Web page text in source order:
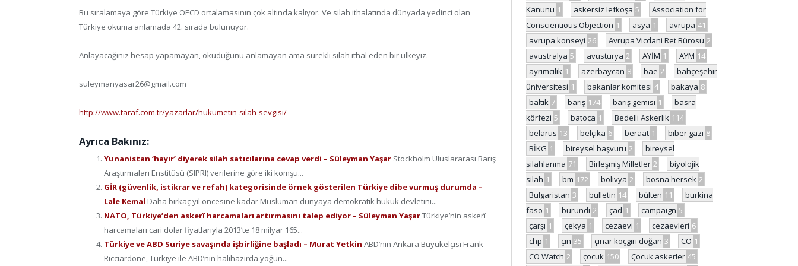
Bu sıralamaya göre Türkiye OECD ortalamasının çok altında kalıyor. Ve silah ithalatında dünyada yedinci olan
Türkiye okuma anlamada 42. sırada bulunuyor.
Anlayacağınız hesap yapamayan, okuduğunu anlamayan ama sürekli silah ithal eden bir ülkeyiz.
suleymanyasar26@gmail.com
http://www.taraf.com.tr/yazarlar/hukumetin-silah-sevgisi/
Ayrıca Bakınız:
Yunanistan ‘hayır’ diyerek silah satıcılarına cevap verdi – Süleyman Yaşar Stockholm Uluslararası Barış
Araştırmaları Enstitüsü (SIPRI) verilerine göre iki komşu...
GİR (güvenlik, istikrar ve refah) kategorisinde örnek gösterilen Türkiye dibe vurmuş durumda –
Lale Kemal Daha birkaç yıl öncesine kadar Müslüman dünyaya demokratik hukuk devletini...
NATO, Türkiye’den askerî harcamaları artırmasını talep ediyor – Süleyman YaşarTürkiye’nin askerî
harcamaları cari dolar fiyatlarıyla 2013’te 18 milyar 165...
Türkiye ve ABD Suriye savaşında işbirliğine başladı – Murat Yetkin ABD’nin Ankara Büyükelçisi Frank
Ricciardone, Türkiye ile ABD’nin halihazırda yoğun...
Kanunu 1 askersiz lefkoşa 5
Association for
Conscientious Objection 1 asya 1 avrupa 41
avrupa konseyi 26 Avrupa Vicdani Ret Bürosu 2
avustralya 5 avusturya 2 AYİM 1 AYM 14
ayrımcılık 1 azerbaycan 8 bae 2
bahçeşehir
üniversitesi 1 bakanlar komitesi 4 bakaya 8
baltık 7 barış 174 barış gemisi 1
basra
körfezi 5 batoça 1 Bedelli Askerlik 114
belarus 13 belçika 6 beraat 1 biber gazı 8
BİKG 1 bireysel başvuru 2
bireysel
silahlanma 71 Birleşmiş Milletler 2
biyolojik
silah 1 bm 172 bolivya 2 bosna hersek 2
Bulgaristan 3 bulletin 14 bülten 11
burkina
faso 1 burundi 2 çad 1 campaign 5
çarşı 1 çekya 1 cezaevi 1 cezaevleri 6
chp 1 çin 35 çınar koçgiri doğan 3 CO 1
CO Watch 2 çocuk 150 Çocuk askerler 45